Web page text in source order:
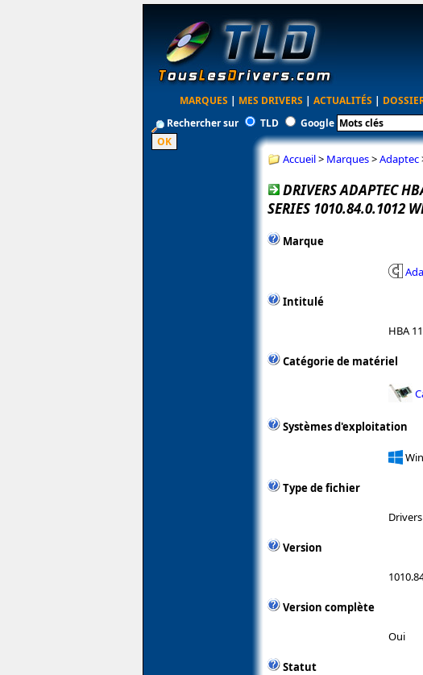
MARQUES | MES DRIVERS | ACTUALITÉS |
Rechercher sur
TLD Google
Accueil> Marques>Adaptec
DRIVERS ADAPTEC
SERIES 1010.84.0.1012
Marque
Intitulé
HBA
Catégorie de matériel
Systèmes d'exploitation
Type de fichier
Drivers
Version
Version complète
Oui
Statut